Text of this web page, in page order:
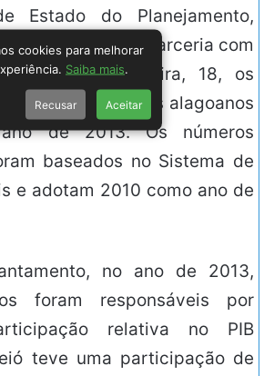
Estado do Planejamento,
(Seplag), em parceria com
nesta sexta-feira, 18, os
102 municípios alagoanos
de 2013. Os números
baseados no Sistema de
e adotam 2010 como ano de
no ano de 2013,
foram responsáveis por
relativa no PIB
teve uma participação de
cookies para melhorar
Saiba mais
Recusar Aceitar